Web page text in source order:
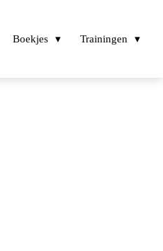
Boekjes Trainingen